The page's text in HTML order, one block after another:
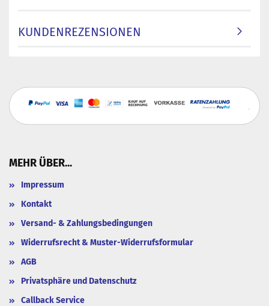
KUNDENREZENSIONEN
MEHR ÜBER...
Impressum
Kontakt
Versand- & Zahlungsbedingungen
Widerrufsrecht & Muster-Widerrufsformular
AGB
Privatsphäre und Datenschutz
Callback Service